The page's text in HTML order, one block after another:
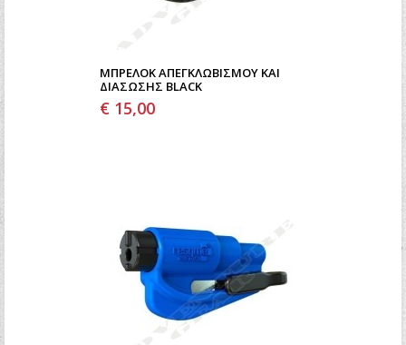
ΜΠΡΕΛΟΚ ΑΠΕΓΚΛΩΒΙΣΜΟΥ ΚΑΙ
ΔΙΑΣΩΣΗΣ BLACK
€ 15,00